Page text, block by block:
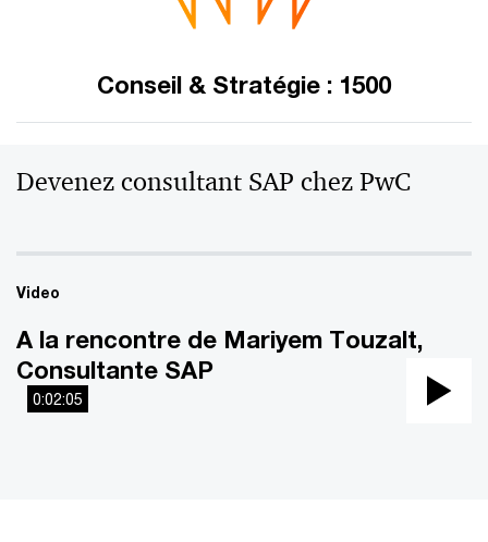
Conseil & Stratégie : 1500
Devenez consultant SAP chez PwC
0:02:05
Video
A la rencontre de Mariyem Touzalt,
Consultante SAP